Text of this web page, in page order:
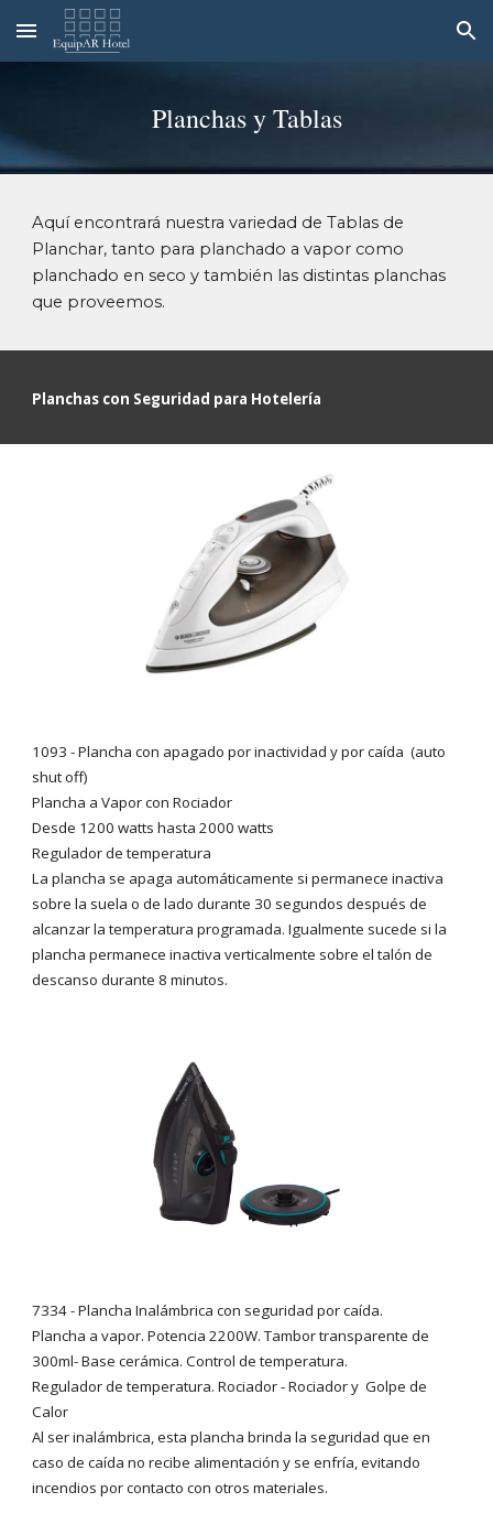
Skip to main content Skip to navigation
Planchas y Tablas
Aquí encontrará nuestra variedad de Tablas de
Planchar, tanto para planchado a vapor como
planchado en seco y también las distintas planchas
que proveemos.
Planchas con Seguridad para Hotelería
1093 - Plancha con apagado por inactividad ypor caída (auto
shut off)
Plancha a Vapor con Rociador
Desde 1200 watts hasta 2000 watts
Regulador de temperatura
La plancha se apaga automáticamente si permanece inactiva
sobre la suela o de lado durante 30 segundos después de
alcanzar la temperatura programada. Igualmente sucede si la
plancha permanece inactiva verticalmente sobre el talón de
descanso durante 8 minutos.
7334- Plancha Inalámbricacon seguridad porcaída.
Plancha a vapor. Potencia 2200W. Tambor transparente de
300ml- Base cerámica. Control de temperatura.
Regulador de temperatura. Rociador - Rociador y Golpe de
Calor
Al ser inalámbrica, esta plancha brinda la seguridad que en
caso de caída no recibe alimentación y se enfría, evitando
incendios por contacto con otros materiales.